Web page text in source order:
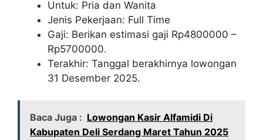
Untuk: Pria dan Wanita
Jenis Pekerjaan: Full Time
Gaji: Berikan estimasi gaji Rp4800000 –
Rp5700000.
Terakhir: Tanggal berakhirnya lowongan
31 Desember 2025.
Baca Juga : Lowongan Kasir Alfamidi Di
Kabupaten Deli Serdang Maret Tahun 2025